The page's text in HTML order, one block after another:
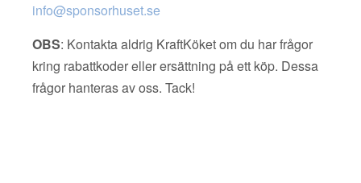
info@sponsorhuset.se
OBS: Kontakta aldrig KraftKöket om du har frågor
kring rabattkoder eller ersättning på ett köp. Dessa
frågor hanteras av oss. Tack!